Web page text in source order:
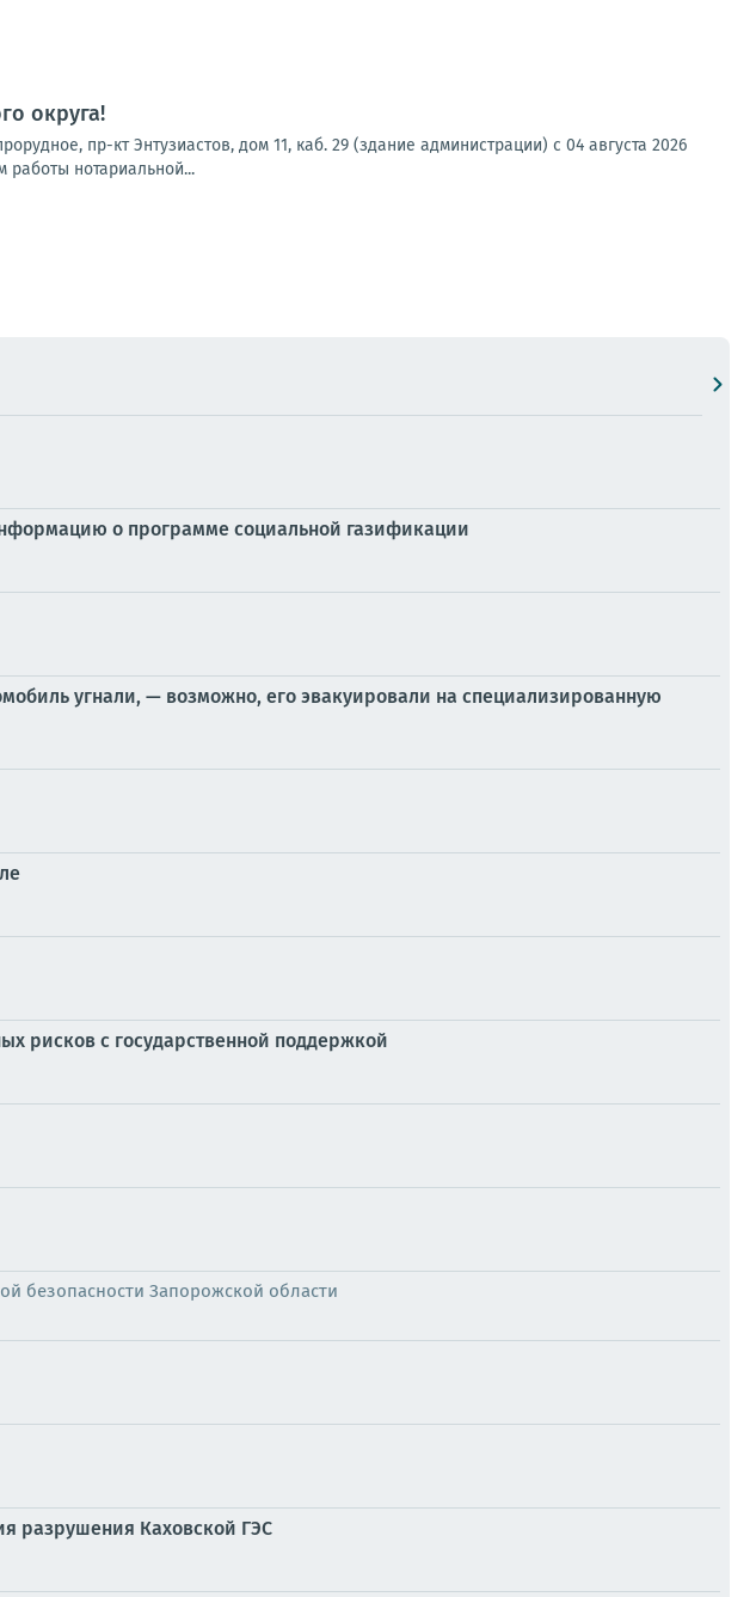
округа!
пр-кт Энтузиастов, дом 11, каб. 29 (здание администрации) с 04 августа 2026
работы нотариальной...
о программе социальной газификации
угнали, — возможно, его эвакуировали на специализированную
рисков с государственной поддержкой
безопасности Запорожской области
разрушения Каховской ГЭС